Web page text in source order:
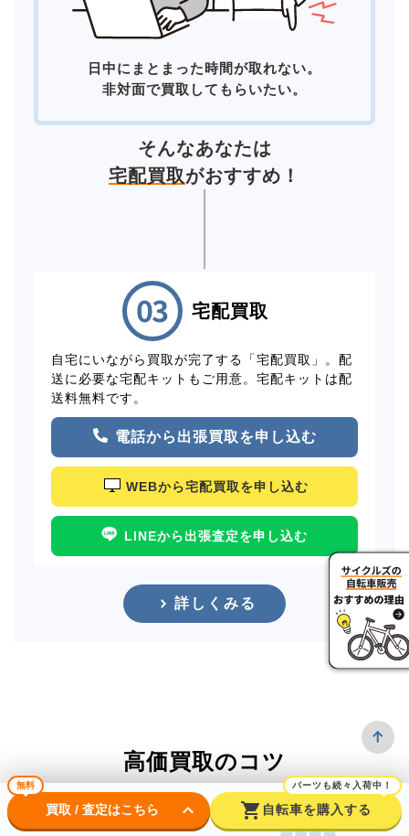
日中にまとまった時間が取れない。
非対面で買取してもらいたい。
そんなあなたは
宅配買取がおすすめ！
宅配買取
自宅にいながら買取が完了する「宅配買取」。配
送に必要な宅配キットもご用意。宅配キットは配
送料無料です。
電話から出張買取を申し込む
WEBから宅配買取を申し込む
LINEから出張査定を申し込む
詳しくみる
高価買取のコツ
無料
買取 / 査定はこちら keyboard_arrow_down shopping_cart
パーツも続々入荷中！
自転車を購入する